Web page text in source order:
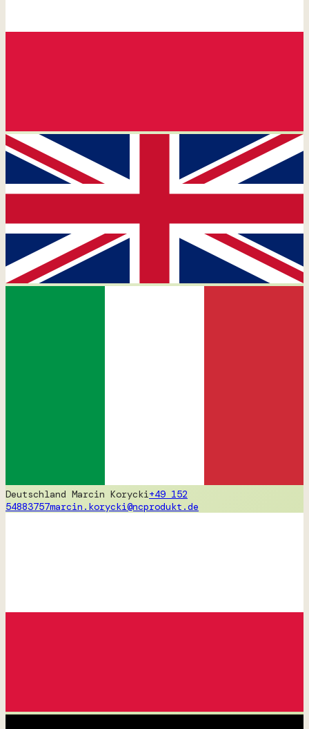
Deutschland Marcin Korycki +49 152
54883757marcin.korycki@ncprodukt.de